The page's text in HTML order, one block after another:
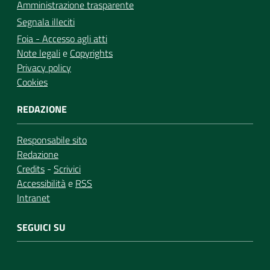
Amministrazione trasparente
Segnala illeciti
Foia - Accesso agli atti
Note legalie Copyrights
Privacy policy
Cookies
REDAZIONE
Responsabile sito
Redazione
Credits - Scrivici
Accessibilitàe RSS
Intranet
SEGUICI SU